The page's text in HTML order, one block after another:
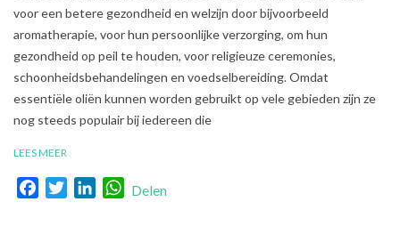
voor een betere gezondheid en welzijn door bijvoorbeeld
aromatherapie, voor hun persoonlijke verzorging, om hun
gezondheid op peil te houden, voor religieuze ceremonies,
schoonheidsbehandelingen en voedselbereiding. Omdat
essentiële oliën kunnen worden gebruikt op vele gebieden zijn ze
nog steeds populair bij iedereen die
LEES MEER
FacebookTwitterLinkedInWhatsApp
Delen